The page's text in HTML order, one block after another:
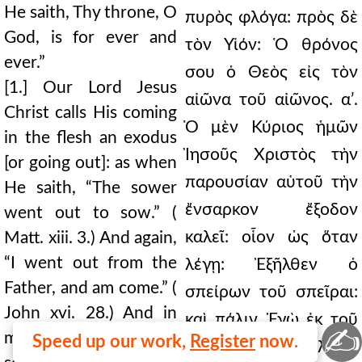
He saith, Thy throne, O
God, is for ever and
ever.”
[1.] Our Lord Jesus
Christ calls His coming
in the flesh an exodus
[or going out]: as when
He saith, “The sower
went out to sow.” (
Matt. xiii. 3.) And again,
“I went out from the
Father, and am come.” (
John xvi. 28.) And in
many places one may
Speed up our work, Register now. ✍